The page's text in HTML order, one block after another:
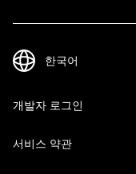
개발자 로그인
서비스 약관